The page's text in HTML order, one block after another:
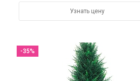
Узнать цену
-35%